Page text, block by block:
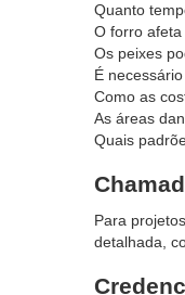
Quanto
O forro
Os peixes
É
Como as
As áreas
Quais
Para
detalhada,